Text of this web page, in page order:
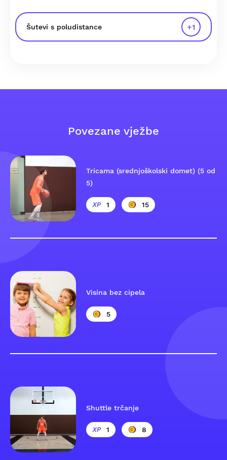
Šutevi s poludistance +1
Povezane vježbe
Tricama (srednjoškolski domet) (5 od
5)
1 15
Visina bez cipela
5
Shuttle trčanje
1 8